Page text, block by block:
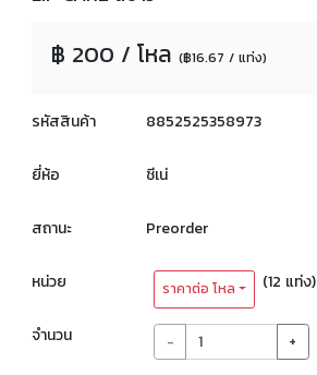
฿ 200 / โหล (฿16.67 / แท่ง)
รหัสสินค้า 8852525358973
ยี่ห้อ ชีเน่
สถานะ Preorder
หน่วย ราคาต่อ โหล (12 แท่ง)
จำนวน - +